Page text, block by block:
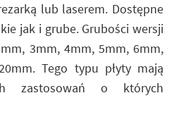
lub laserem. Dostępne
jak i grube. Grubości wersji
3mm, 4mm, 5mm, 6mm,
Tego typu płyty mają
zastosowań o których